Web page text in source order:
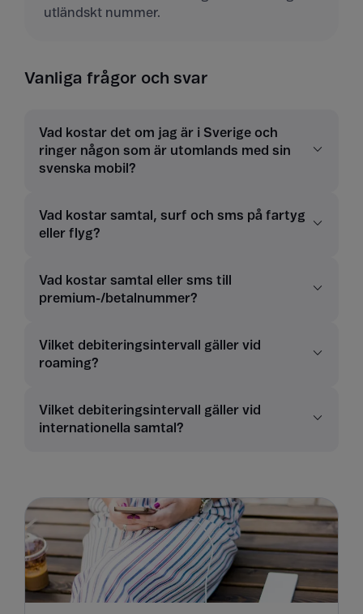
utländskt nummer.
Vanliga frågor och svar
Vad kostar det om jag är i Sverige och
ringer någon som är utomlands med sin
svenska mobil?
Vad kostar samtal, surf och sms på fartyg
eller flyg?
Vad kostar samtal eller sms till
premium-/betalnummer?
Vilket debiteringsintervall gäller vid
roaming?
Vilket debiteringsintervall gäller vid
internationella samtal?